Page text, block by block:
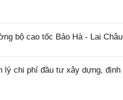
bộ cao tốc Bảo Hà - Lai Châu
lý chi phí đầu tư xây dựng, định